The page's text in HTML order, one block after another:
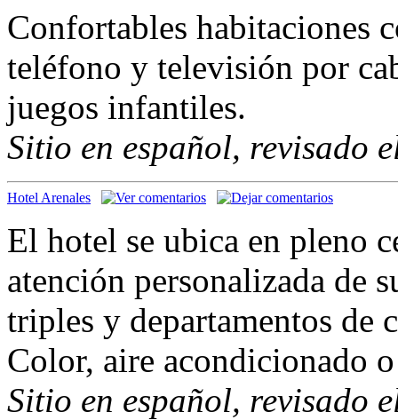
Confortables habitaciones
teléfono y televisión por
juegos infantiles.
Sitio en español, revisado
Hotel Arenales
El hotel se ubica en pleno
atención personalizada de
triples y departamentos de
Color, aire acondicionado
Sitio en español, revisado